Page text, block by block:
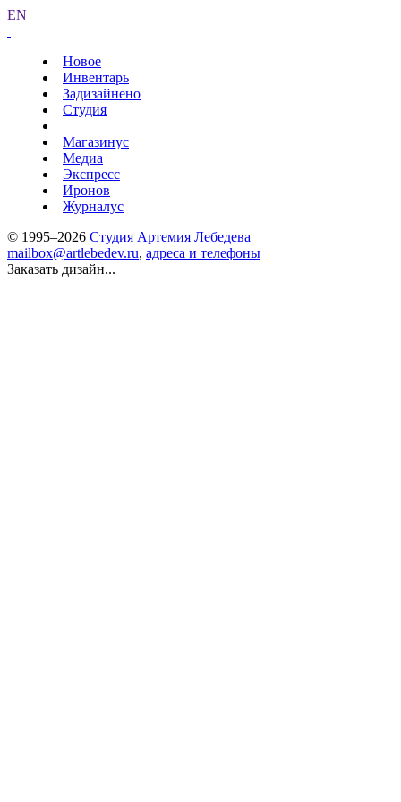
EN
Новое
Инвентарь
Задизайнено
Студия
Магазинус
Медиа
Экспресс
Иронов
Журналус
© 1995–2026 Студия Артемия Лебедева
mailbox@artlebedev.ru, адреса и телефоны
Заказать дизайн...